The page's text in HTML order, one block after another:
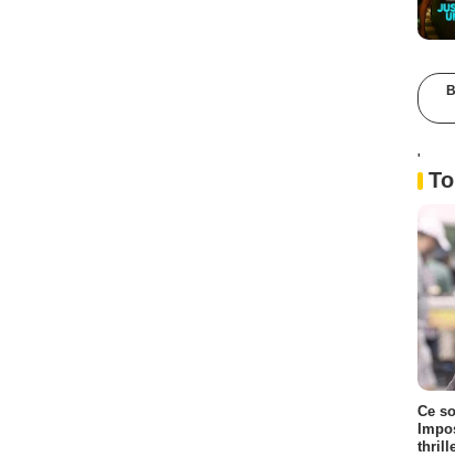
'
Ce